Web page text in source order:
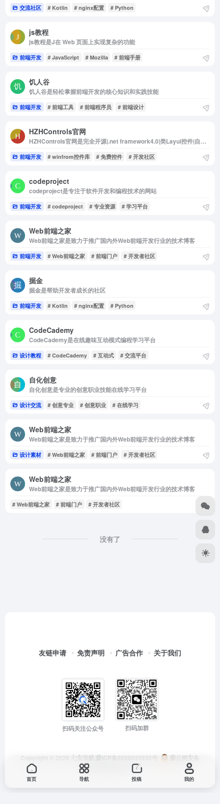
交流社区 # Kotlin # nginx配置 # Python
js教程
js教程是J在 Web 页面上实现复杂的功能
前端开发 # JavaScript # Mozilla # 前端手册
饥人谷
饥人谷是轻松掌握前端开发的核心知识和实践技能
前端开发 # 前端工具 # 前端程序员 # 前端设计
HZHControls官网
HZHControls官网是完全开源|.net framework4.0|类Layui控件|自定义控件|技术交流|论坛|WinFrom控件库
前端开发 # winfrom控件库 # 免费控件 # 开发社区
codeproject
codeproject是专注于软件开发和编程技术的网站
前端开发 # codeproject # 专业资源 # 学习平台
Web前端之家
Web前端之家是致力于推广国内外Web前端开发行业的技术博客
前端开发 # Web前端之家 # 前端门户 # 开发者社区
掘金
掘金是帮助开发者成长的社区
前端开发 # Kotlin # nginx配置 # Python
CodeCademy
CodeCademy是在线趣味互动模式编程学习平台
设计教程 # CodeCademy # 互动式 # 交流平台
自化创意
自化创意是专业的创意职业技能在线学习平台
设计交流 # 创意专业 # 创意职业 # 在线学习
Web前端之家
Web前端之家是致力于推广国内外Web前端开发行业的技术博客
设计素材 # Web前端之家 # 前端门户 # 开发者社区
Web前端之家
Web前端之家是致力于推广国内外Web前端开发行业的技术博客
# Web前端之家 # 前端门户 # 开发者社区
没有了
友链申请 免责声明 广告合作 关于我们
扫码关注公众号 扫码加群
Copyright © 2026 七安导航 蒙ICP备2025033835号
蒙公网安备
15012202000171号
首页 导航 投稿 我的